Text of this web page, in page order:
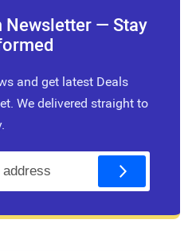
Newsletter — Stay
and get latest Deals
We delivered straight to
l